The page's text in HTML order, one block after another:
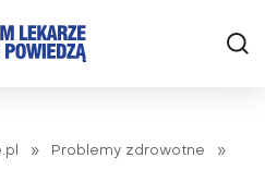
» Problemy zdrowotne
»